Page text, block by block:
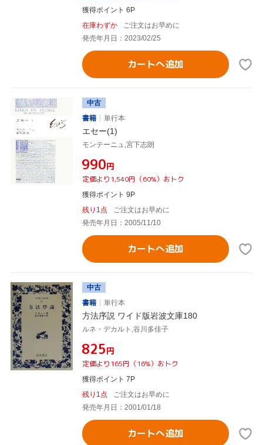
獲得ポイント 6P
在庫わずか
ご注文はお早めに
発売年月日：2023/02/25
カートへ追加
中古
書籍
単行本
エセー(1)
モンテーニュ,宮下志朗
¥990円
定価より1,540円（60%）おトク
獲得ポイント 9P
残り1点
ご注文はお早めに
発売年月日：2005/11/10
カートへ追加
中古
書籍
単行本
方法序説 ワイド版岩波文庫180
ルネ・デカルト,谷川多佳子
¥825円
定価より165円（16%）おトク
獲得ポイント 7P
残り1点
ご注文はお早めに
発売年月日：2001/01/18
カートへ追加